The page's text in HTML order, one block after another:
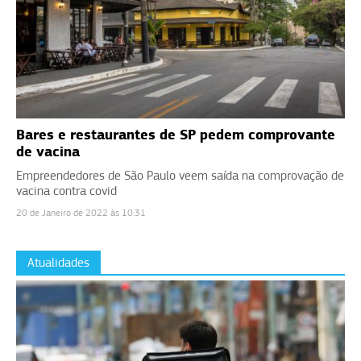
Bares e restaurantes de SP pedem comprovante
de vacina
Empreendedores de São Paulo veem saída na comprovação de
vacina contra covid
20 de Janeiro de 2022 às 10:31
Atualidades